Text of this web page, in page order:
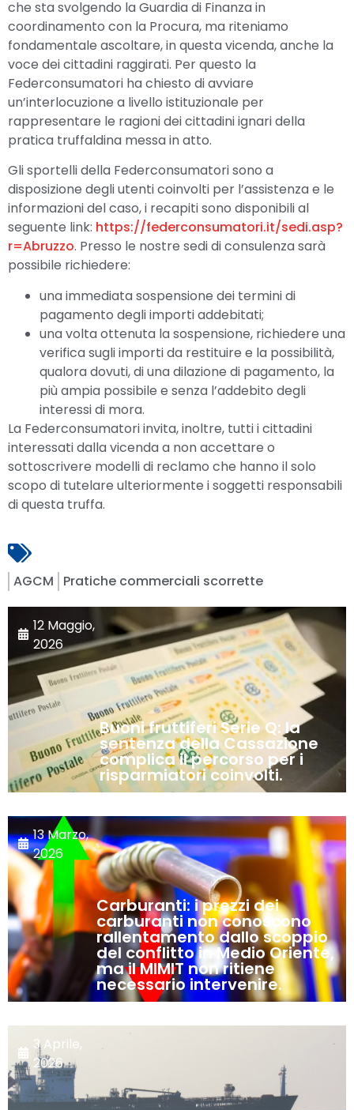
che sta svolgendo la Guardia di Finanza in
coordinamento con la Procura, ma riteniamo
fondamentale ascoltare, in questa vicenda, anche la
voce dei cittadini raggirati. Per questo la
Federconsumatori ha chiesto di avviare
un’interlocuzione a livello istituzionale per
rappresentare le ragioni dei cittadini ignari della
pratica truffaldina messa in atto.
Gli sportelli della Federconsumatori sono a
disposizione degli utenti coinvolti per l’assistenza e le
informazioni del caso, i recapiti sono disponibili al
seguente link: https://federconsumatori.it/sedi.asp?
r=Abruzzo. Presso le nostre sedi di consulenza sarà
possibile richiedere:
una immediata sospensione dei termini di
pagamento degli importi addebitati;
una volta ottenuta la sospensione, richiedere una
verifica sugli importi da restituire e la possibilità,
qualora dovuti, di una dilazione di pagamento, la
più ampia possibile e senza l’addebito degli
interessi di mora.
La Federconsumatori invita, inoltre, tutti i cittadini
interessati dalla vicenda a non accettare o
sottoscrivere modelli di reclamo che hanno il solo
scopo di tutelare ulteriormente i soggetti responsabili
di questa truffa.
AGCM Pratiche commerciali scorrette
12 Maggio,
2026
Buoni fruttiferi Serie Q: la
sentenza della Cassazione
complica il percorso per i
risparmiatori coinvolti.
13 Marzo,
2026
Carburanti: i prezzi dei
carburanti non conoscono
rallentamento dallo scoppio
del conflitto in Medio Oriente,
ma il MIMIT non ritiene
necessario intervenire.
3 Aprile,
2026